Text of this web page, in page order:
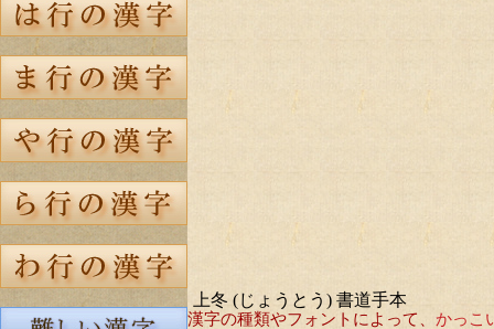
上冬 (じょうとう) 書道手本
漢字の種類やフォントによって、 かっこ